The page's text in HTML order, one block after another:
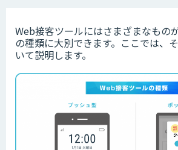
Web接客ツールにはさまざまなもの
の種類に大別できます。ここでは、
いて説明します。